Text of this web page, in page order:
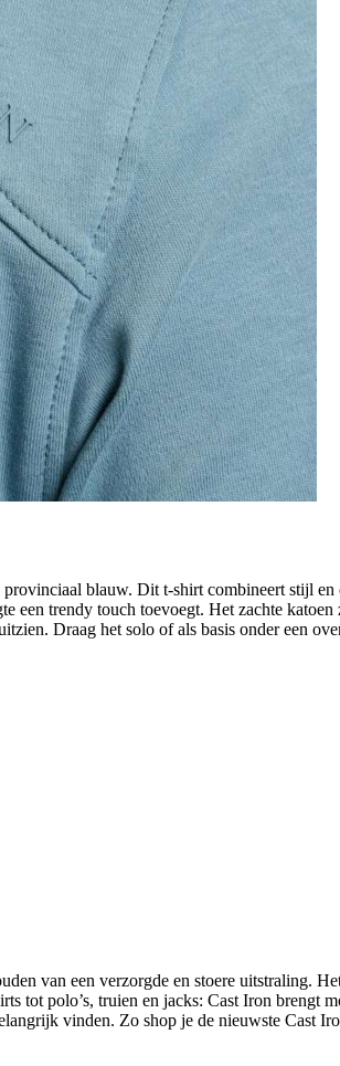
blauw. Dit t-shirt combineert stijl
een trendy touch toevoegt. Het zachte
Draag het solo of als basis onder een
van een verzorgde en stoere uitstraling.
tot polo’s, truien en jacks: Cast Iron brengt
vinden. Zo shop je de nieuwste Cast